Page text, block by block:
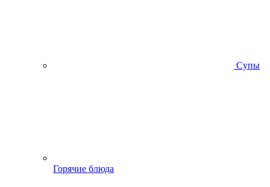
Супы
Горячие блюда